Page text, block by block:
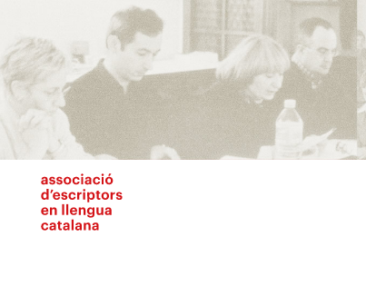
contingut